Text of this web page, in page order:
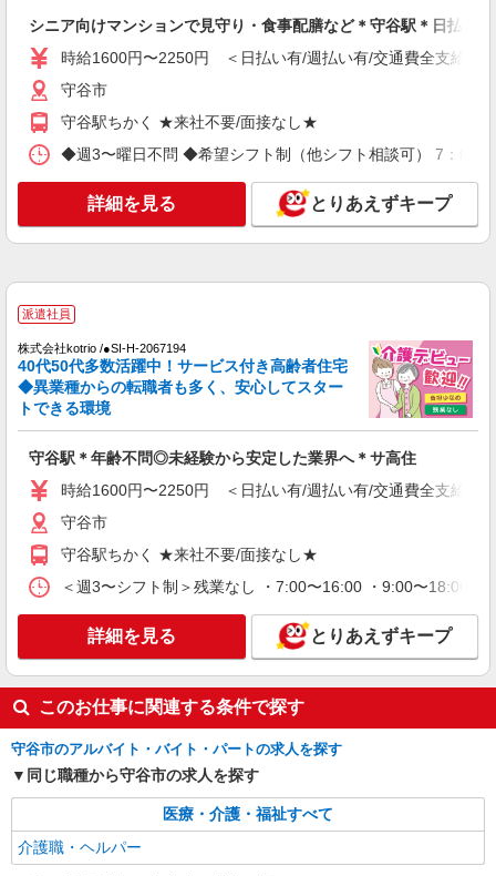
詳細を見る
派遣社員
株式会社kotrio /●SI-H-2102007
デイサービスSTAFF｜面接なし！履歴書不
要！未経験＆無資格OK◎
時給1600円〜2250円 ＜日払い有/週払い有/交
通費全支給(ガソリン代含む)＞
守谷市
派遣社員
≪守谷駅≫高級シニアマンションで見回り/生
活相談など
時給1600円〜2250円 ＜日払い有/週払い有/交
守谷市
キープ 詳細を見る
派遣社員
株式会社kotrio /●SI-H-2101468
【面接なし】日払いでお給料即GETのデイサ
ービス＊新守谷駅
時給1600円〜2250円 ＜日払い有/週払い有/交
守谷市
キープ 詳細を見る
派遣社員
株式会社ブレイブ（マイナビグループ）/MDK12
高齢者向け住宅、グループホームなど様々な勤
シニア向けマンションで見守り・食事配膳など＊守谷駅＊日払可
時給1600円〜2250円 ＜日払い有/週払い有/交通費全支給(ガ
守谷市
守谷駅ちかく ★来社不要/面接なし★
◆週3〜曜日不問 ◆希望シフト制（他シフト相談可） 7：
詳細を見る とりあえずキープ
派遣社員
株式会社kotrio /●SI-H-2067194
40代50代多数活躍中！サービス付き高齢者住宅
◆異業種からの転職者も多く、安心してスター
トできる環境
守谷駅＊年齢不問◎未経験から安定した業界へ＊サ高住
時給1600円〜2250円 ＜日払い有/週払い有/交通費全支給(ガ
守谷市
守谷駅ちかく ★来社不要/面接なし★
＜週3〜シフト制＞残業なし ・7:00〜16:00 ・9:00〜
詳細を見る とりあえずキープ
このお仕事に関連する条件で探す
守谷市のアルバイト・バイト・パートの求人を探す
同じ職種から守谷市の求人を探す
医療・介護・福祉すべて
介護職・ヘルパー